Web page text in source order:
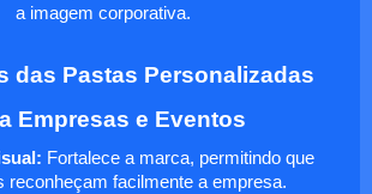
a imagem corporativa.
das Pastas Personalizadas
Empresas e Eventos
Fortalece a marca, permitindo que
reconheçam facilmente a empresa.